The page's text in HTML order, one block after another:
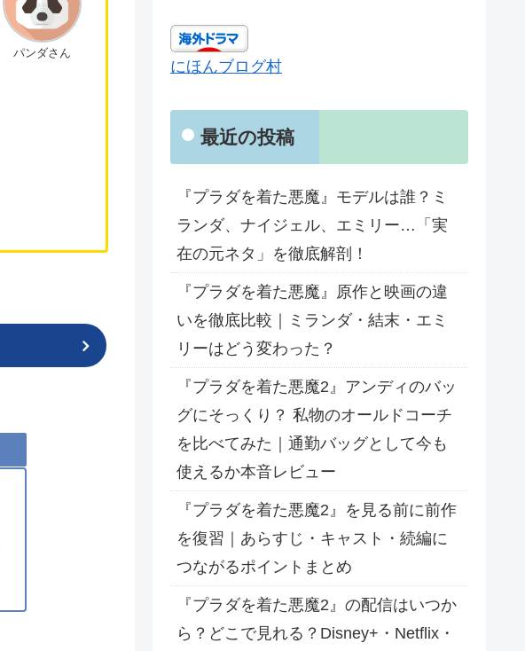
パンダさん
にほんブログ村
最近の投稿
『プラダを着た悪魔』モデルは誰？ミ
ランダ、ナイジェル、エミリー…「実
在の元ネタ」を徹底解剖！
『プラダを着た悪魔』原作と映画の違
いを徹底比較｜ミランダ・結末・エミ
リーはどう変わった？
『プラダを着た悪魔2』アンディのバッ
グにそっくり？ 私物のオールドコーチ
を比べてみた｜通勤バッグとして今も
使えるか本音レビュー
『プラダを着た悪魔2』を見る前に前作
を復習｜あらすじ・キャスト・続編に
つながるポイントまとめ
『プラダを着た悪魔2』の配信はいつか
ら？どこで見れる？Disney+・Netflix・